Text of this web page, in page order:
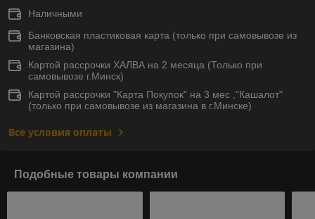
Наличными
Банковская пластиковая карта (только при самовывозе из
магазина)
Картой рассрочки ХАЛВА на 2 месяца (Только при
самовывозе г.Минск)
Картой рассрочки "Карта Покупок" на 3 мес ,"Кашалот"
(только при самовывозе из магазина в г.Минске)
Все условия оплаты
Подобные товары компании